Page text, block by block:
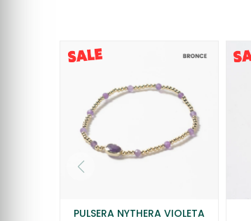
PULSERA NYTHERA VIOLETA